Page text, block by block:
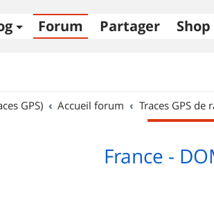
Forum Partager Shop
GPS)
Accueil forum Traces GPS de
France -